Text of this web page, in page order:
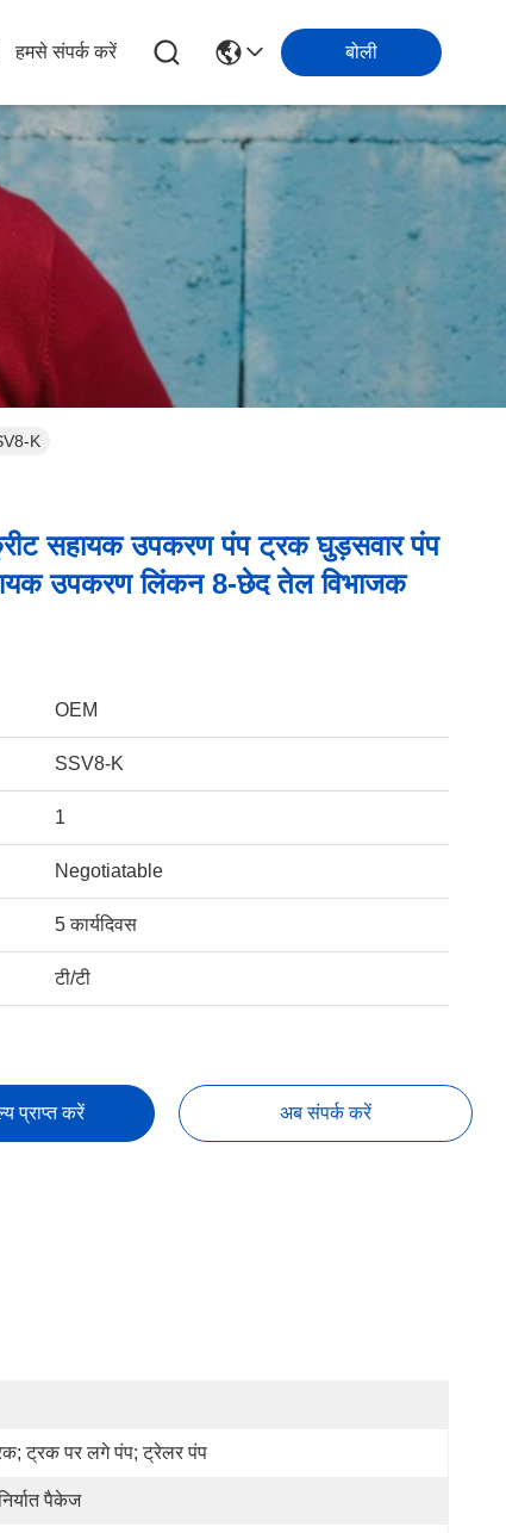
हमसे संपर्क करें बोली
K
सहायक उपकरण पंप ट्रक घुड़सवार पंप
उपकरण लिंकन 8-छेद तेल विभाजक
OEM
SSV8-K
1
Negotiatable
5 कार्यदिवस
टी/टी
प्राप्त करें अब संपर्क करें
ट्रक पर लगे पंप; ट्रेलर पंप
पैकेज